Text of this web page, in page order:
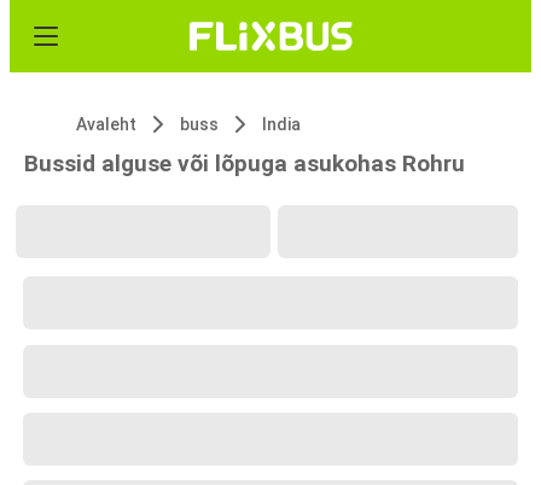
Avaleht buss India
Bussid alguse või lõpuga asukohas Rohru